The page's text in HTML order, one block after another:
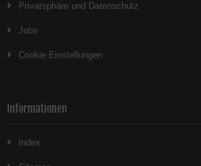
Privatsphäre und Datenschutz
Jobs
Cookie Einstellungen
Informationen
Index